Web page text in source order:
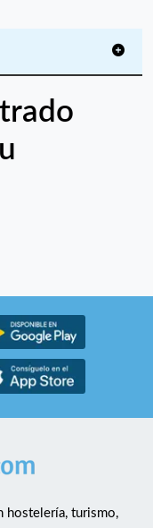
hostelería, turismo,